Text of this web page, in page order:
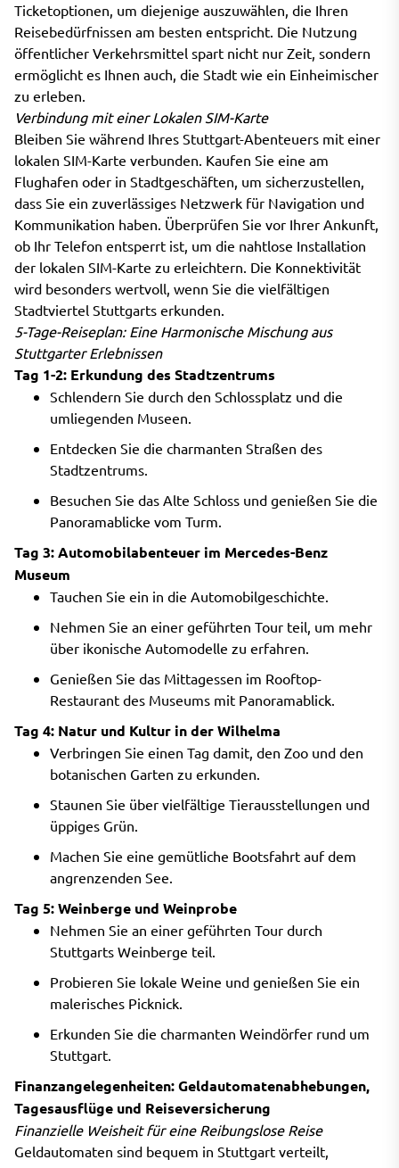
Ticketoptionen, um diejenige auszuwählen, die Ihren
Reisebedürfnissen am besten entspricht. Die Nutzung
öffentlicher Verkehrsmittel spart nicht nur Zeit, sondern
ermöglicht es Ihnen auch, die Stadt wie ein Einheimischer
zu erleben.
Verbindung mit einer Lokalen SIM-Karte
Bleiben Sie während Ihres Stuttgart-Abenteuers mit einer
lokalen SIM-Karte verbunden. Kaufen Sie eine am
Flughafen oder in Stadtgeschäften, um sicherzustellen,
dass Sie ein zuverlässiges Netzwerk für Navigation und
Kommunikation haben. Überprüfen Sie vor Ihrer Ankunft,
ob Ihr Telefon entsperrt ist, um die nahtlose Installation
der lokalen SIM-Karte zu erleichtern. Die Konnektivität
wird besonders wertvoll, wenn Sie die vielfältigen
Stadtviertel Stuttgarts erkunden.
5-Tage-Reiseplan: Eine Harmonische Mischung aus
Stuttgarter Erlebnissen
Tag 1-2: Erkundung des Stadtzentrums
Schlendern Sie durch den Schlossplatz und die
umliegenden Museen.
Entdecken Sie die charmanten Straßen des
Stadtzentrums.
Besuchen Sie das Alte Schloss und genießen Sie die
Panoramablicke vom Turm.
Tag 3: Automobilabenteuer im Mercedes-Benz
Museum
Tauchen Sie ein in die Automobilgeschichte.
Nehmen Sie an einer geführten Tour teil, um mehr
über ikonische Automodelle zu erfahren.
Genießen Sie das Mittagessen im Rooftop-
Restaurant des Museums mit Panoramablick.
Tag 4: Natur und Kultur in der Wilhelma
Verbringen Sie einen Tag damit, den Zoo und den
botanischen Garten zu erkunden.
Staunen Sie über vielfältige Tierausstellungen und
üppiges Grün.
Machen Sie eine gemütliche Bootsfahrt auf dem
angrenzenden See.
Tag 5: Weinberge und Weinprobe
Nehmen Sie an einer geführten Tour durch
Stuttgarts Weinberge teil.
Probieren Sie lokale Weine und genießen Sie ein
malerisches Picknick.
Erkunden Sie die charmanten Weindörfer rund um
Stuttgart.
Finanzangelegenheiten: Geldautomatenabhebungen,
Tagesausflüge und Reiseversicherung
Finanzielle Weisheit für eine Reibungslose Reise
Geldautomaten sind bequem in Stuttgart verteilt,